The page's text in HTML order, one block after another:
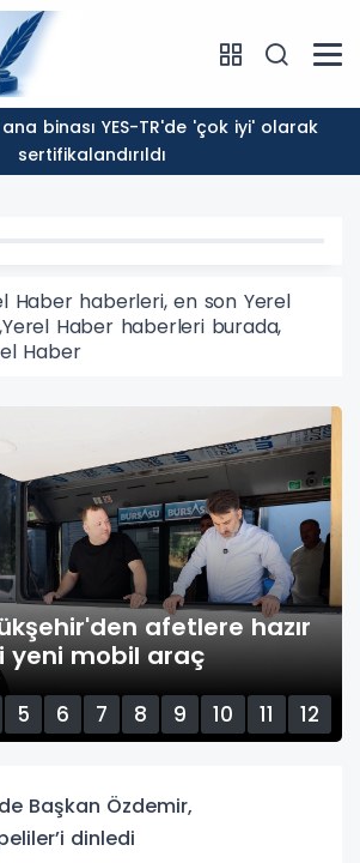
ve kötü kokulu suda yüzmeyin
Haber haberleri, en son Yerel
Haber haberleri burada,
Haber
afetlere hazır
yeni mobil araç
5 6 7 8 9 10 11
12
Başkan Özdemir,
dinledi